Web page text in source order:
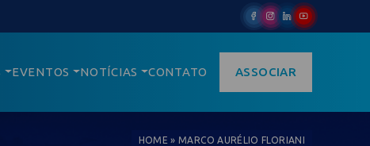
EVENTOS NOTÍCIAS CONTATO ASSOCIAR
HOME »MARCO AURÉLIO FLORIANI